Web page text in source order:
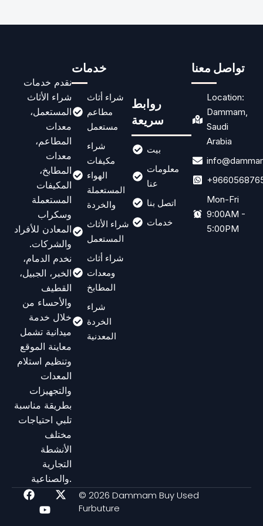
نقدم خدمات
شراء الأثاث
المستعمل،
معدات
المطاعم،
معدات
المطابخ،
المكيفات
المستعملة
وسكراب
المعادن للأفراد
والشركات.
نخدم الدمام،
الخبر، الجبيل،
القطيف
والأحساء من
خلال خدمة
ميدانية تشمل
معاينة الموقع
وتنظيم استلام
المعدات
والتجهيزات
بطريقة مناسبة
تلبي احتياجات
مختلف
الأنشطة
التجارية
والصناعية.
روابط
سريعة
بيت
معلومات
عنا
اتصل بنا
خدمات
خدمات
شراء أثاث
مطاعم
مستعمل
شراء
مكيفات
الهواء
المستعملة
والخردة
شراء الأثاث
المستعمل
شراء أثاث
ومعدات
المطابخ
شراء
الخردة
المعدنية
تواصل معنا
Location:
Dammam,
Saudi
Arabia
Mon-Fri
9:00AM -
5:00PM
© 2026 Dammam Buy Used
Furbuture
F
X
o
u